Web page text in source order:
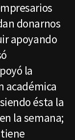
donarnos
apoyando
la
académica
ésta la
la semana;